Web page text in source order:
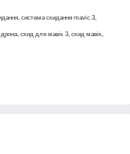
система скидання mavic 3,
скид для мавік 3, скид мавік,